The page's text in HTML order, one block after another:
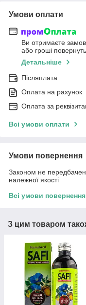
Умови оплати
Ви отримаєте
або гроші
Детальніше
Післяплата
Оплата на рахунок
Оплата за
Всі умови оплати
Умови повернення
Законом не
належної якості
Всі умови повернення
З цим товаром